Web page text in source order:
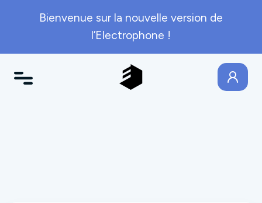
Bienvenue sur la nouvelle version de
l’Electrophone !